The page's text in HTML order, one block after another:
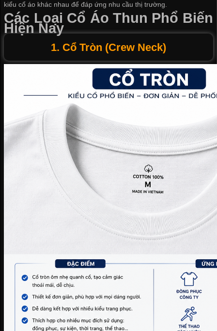
kiểu cổ áo khác nhau để đáp ứng nhu cầu thị trường.
Các Loại Cổ Áo Thun Phổ Biến
Hiện Nay
1. Cổ Tròn (Crew Neck)